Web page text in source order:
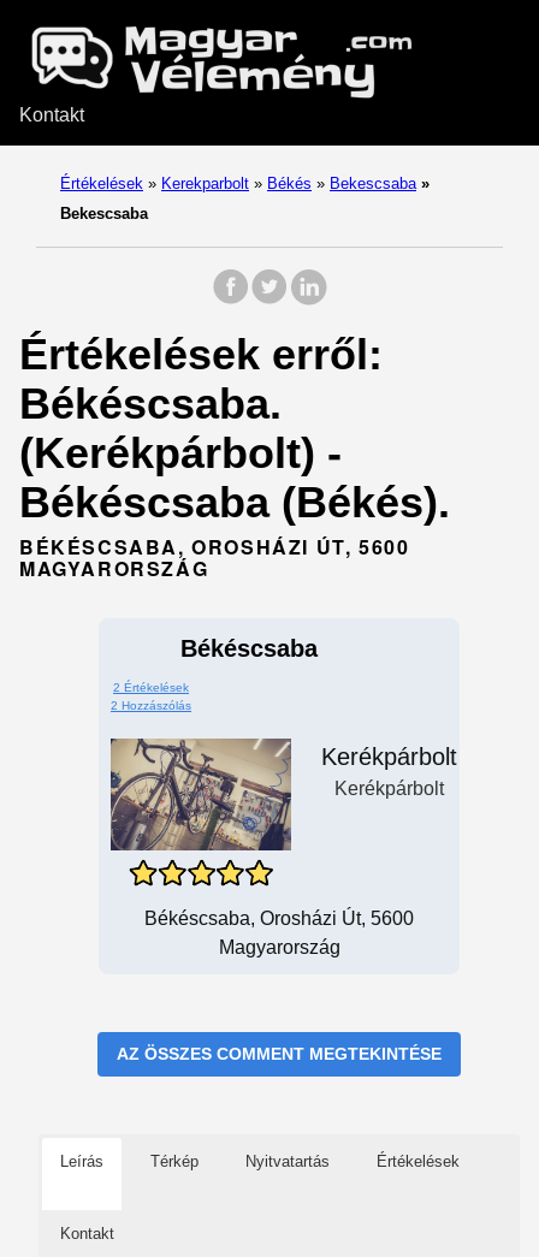
Kontakt
Értékelések » Kerekparbolt » Békés » Bekescsaba »
Bekescsaba
Értékelések erről:
Békéscsaba.
(Kerékpárbolt) -
Békéscsaba (Békés).
BÉKÉSCSABA, OROSHÁZI ÚT, 5600
MAGYARORSZÁG
Békéscsaba
2 Értékelések
2 Hozzászólás
Kerékpárbolt
Kerékpárbolt
Békéscsaba, Orosházi Út, 5600
Magyarország
AZ ÖSSZES COMMENT MEGTEKINTÉSE
Leírás Térkép Nyitvatartás Értékelések
Kontakt